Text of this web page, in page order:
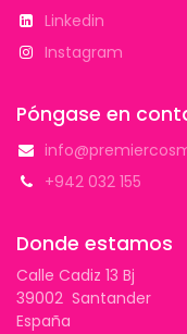
Linkedin
Instagram
Póngase en
+942 032 155
Donde estamos
Calle Cadiz 13 Bj
39002 Santander
España